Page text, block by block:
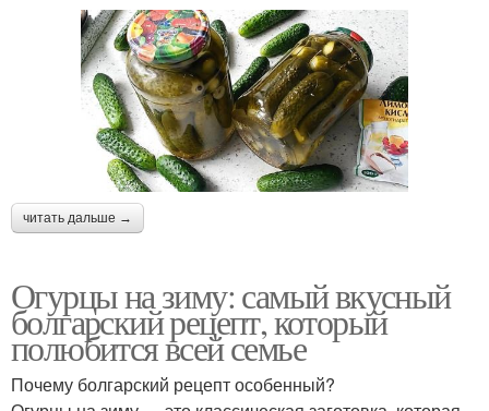
читать дальше →
Огурцы на зиму: самый вкусный
болгарский рецепт, который
полюбится всей семье
Почему болгарский рецепт особенный?